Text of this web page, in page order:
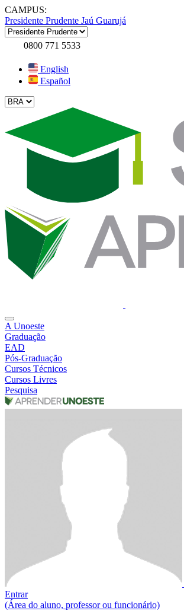
CAMPUS:
Presidente Prudente Jaú Guarujá
0800 771 5533
English
Español
A Unoeste
Graduação
EAD
Pós-Graduação
Cursos Técnicos
Cursos Livres
Pesquisa
Entrar
(Área do aluno, professor ou funcionário)